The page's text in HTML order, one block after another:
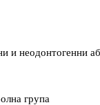
и неодонтогенни
група